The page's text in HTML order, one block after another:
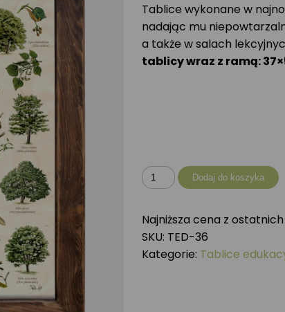
Tablice wykonane w
nadając mu
a także w salach
tablicy wraz z ramą:
ilość
Tablica
-
Drzewa
liściaste
Dodaj do koszyka
Najniższa cena z ostatnich
SKU: TED-36
Kategorie: Tablice